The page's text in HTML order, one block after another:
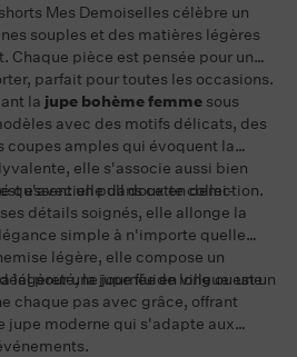
Mes Demoiselles célèbre un
souples et des matières légères
Chaque pièce est pensée pour un
parfait pour toutes les occasions.
la jupe bohème femme sous
avec des motifs délicats, des
coupes amples qui évoquent la
elle s'associe aussi bien
qu'avec un pull doux en demi-
essentielle dans cette collection.
détails soignés, elle allonge la
simple à n'importe quelle
légère, elle compose un
pour une journée en ville ou une
légèreté, la jupe fluide longue est un
chaque pas avec grâce, offrant
jupe moderne qui s'adapte aux